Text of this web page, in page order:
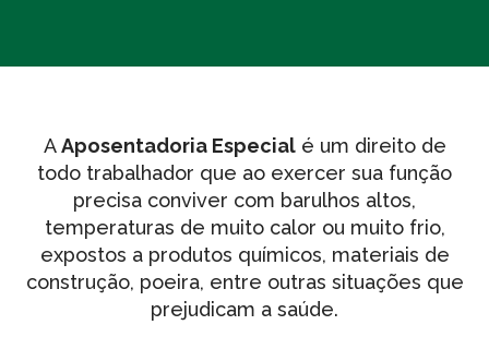
AAposentadoria Especialé um direito de
todo trabalhador que ao exercer sua função
precisa conviver com barulhos altos,
temperaturas de muito calor ou muito frio,
expostos a produtos químicos, materiais de
construção, poeira, entre outras situações que
prejudicam a saúde.